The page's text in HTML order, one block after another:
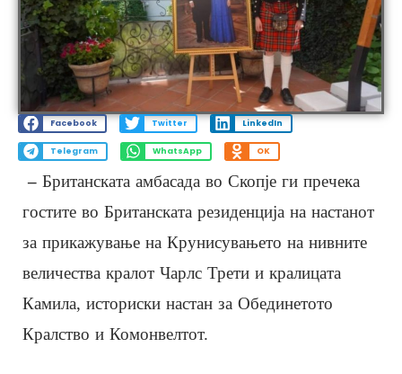
Facebook Twitter LinkedIn
Telegram WhatsApp OK
– Британската амбасада во Скопје ги пречека
гостите во Британската резиденција на настанот
за прикажување на Крунисувањето на нивните
величества кралот Чарлс Трети и кралицата
Камила, историски настан за Обединетото
Кралство и Комонвелтот.